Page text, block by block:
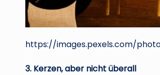
https://images.pexels.com/
3. Kerzen, aber nicht überall